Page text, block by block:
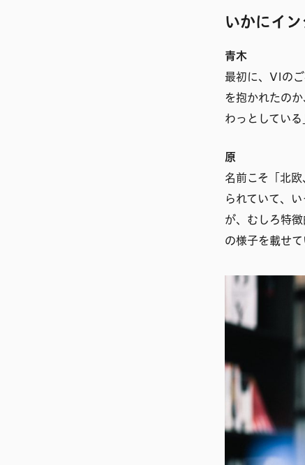
いかにイ
青木
最初に、VIの
を抱かれたの
わっとしてい
原
名前こそ「北
られていて、
が、むしろ特
の様子を載せて